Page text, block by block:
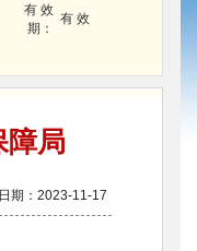
有 效
期：
有 效
障局
期：2023-11-17